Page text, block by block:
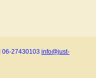
06-27430103 info@just-